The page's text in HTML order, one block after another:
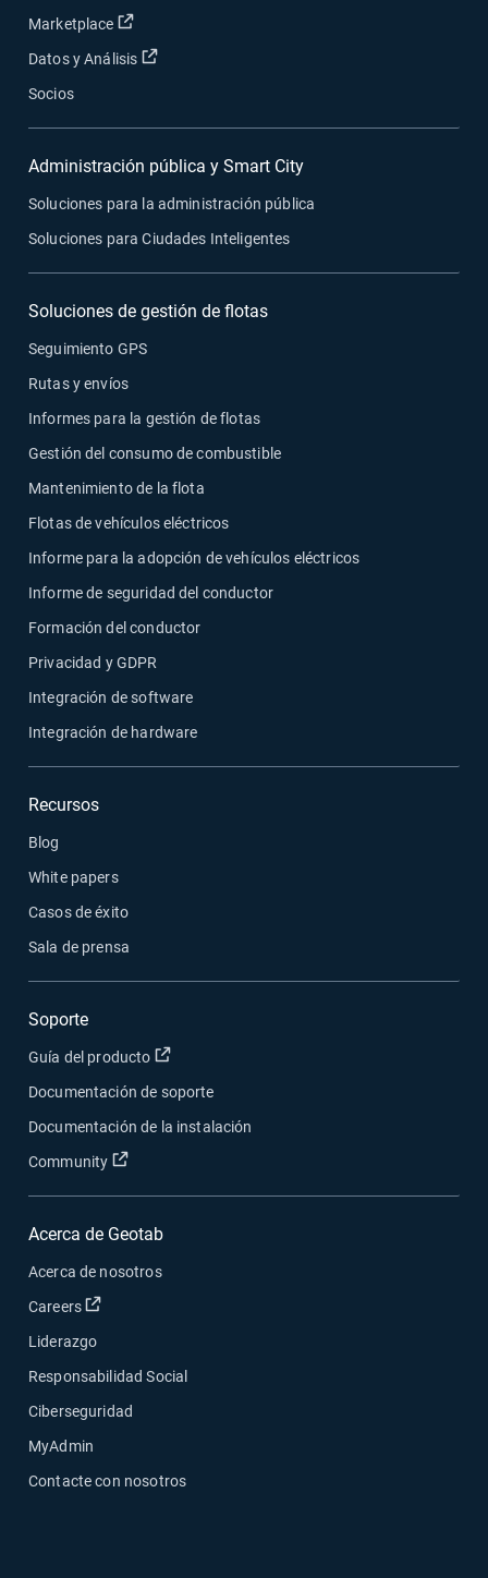
Marketplace
Abrir en una nueva ventana
Datos y Análisis Abrir en una nueva ventana
Socios
Administración pública y Smart City
Soluciones para la administración pública
Soluciones para Ciudades Inteligentes
Soluciones de gestión de flotas
Seguimiento GPS
Rutas y envíos
Informes para la gestión de flotas
Gestión del consumo de combustible
Mantenimiento de la flota
Flotas de vehículos eléctricos
Informe para la adopción de vehículos eléctricos
Informe de seguridad del conductor
Formación del conductor
Privacidad y GDPR
Integración de software
Integración de hardware
Recursos
Blog
White papers
Casos de éxito
Sala de prensa
Soporte
Guía del producto Abrir en una nueva ventana
Documentación de soporte
Documentación de la instalación
Community
Abrir en una nueva ventana
Acerca de Geotab
Acerca de nosotros
Careers
Abrir en una nueva ventana
Liderazgo
Responsabilidad Social
Ciberseguridad
MyAdmin
Contacte con nosotros